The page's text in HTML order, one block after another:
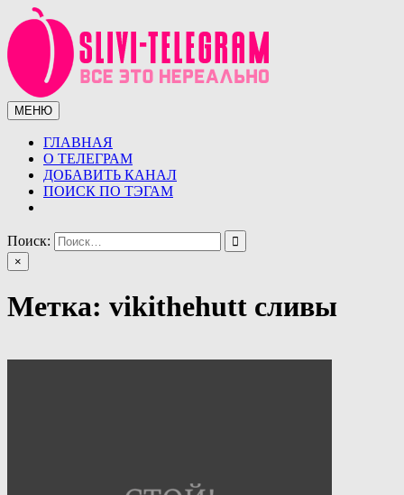
Перейти
к
содержимому
Сливы телеграмм (telegram)
Сливы ТГ (telegram) от курсов до слив знаменитостей.
Уникальная база слив ТГ
МЕНЮ
ГЛАВНАЯ
О ТЕЛЕГРАМ
ДОБАВИТЬ КАНАЛ
ПОИСК ПО ТЭГАМ
Поиск:
×
Метка: vikithehutt сливы